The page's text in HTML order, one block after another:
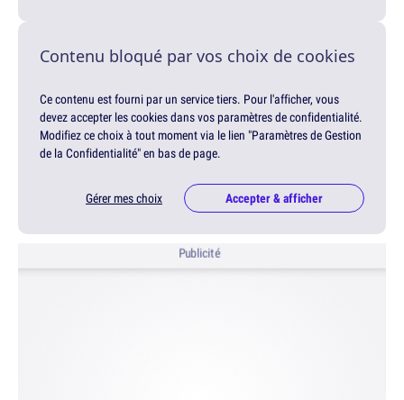
Contenu bloqué par vos choix de cookies
Ce contenu est fourni par un service tiers. Pour l'afficher, vous
devez accepter les cookies dans vos paramètres de confidentialité.
Modifiez ce choix à tout moment via le lien "Paramètres de Gestion
de la Confidentialité" en bas de page.
Gérer mes choix Accepter & afficher
Publicité